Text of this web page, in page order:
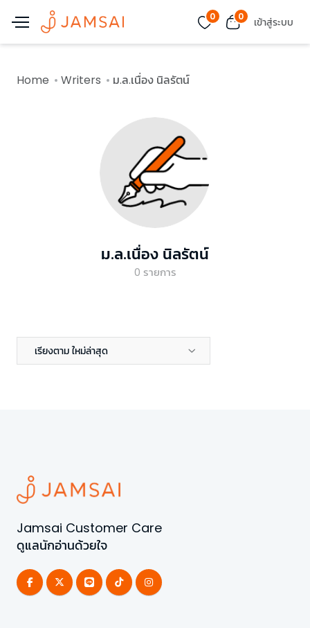
0 0 เข้าสู่ระบบ
Home Writers ม.ล.เนื่อง นิลรัตน์
ม.ล.เนื่อง นิลรัตน์
0 รายการ
เรียงตาม ใหม่ล่าสุด
Jamsai Customer Care
ดูแลนักอ่านด้วยใจ